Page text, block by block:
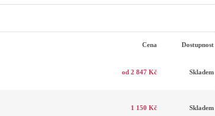
Cena Dostupnost
od 2 847 Kč Skladem
1 150 Kč Skladem